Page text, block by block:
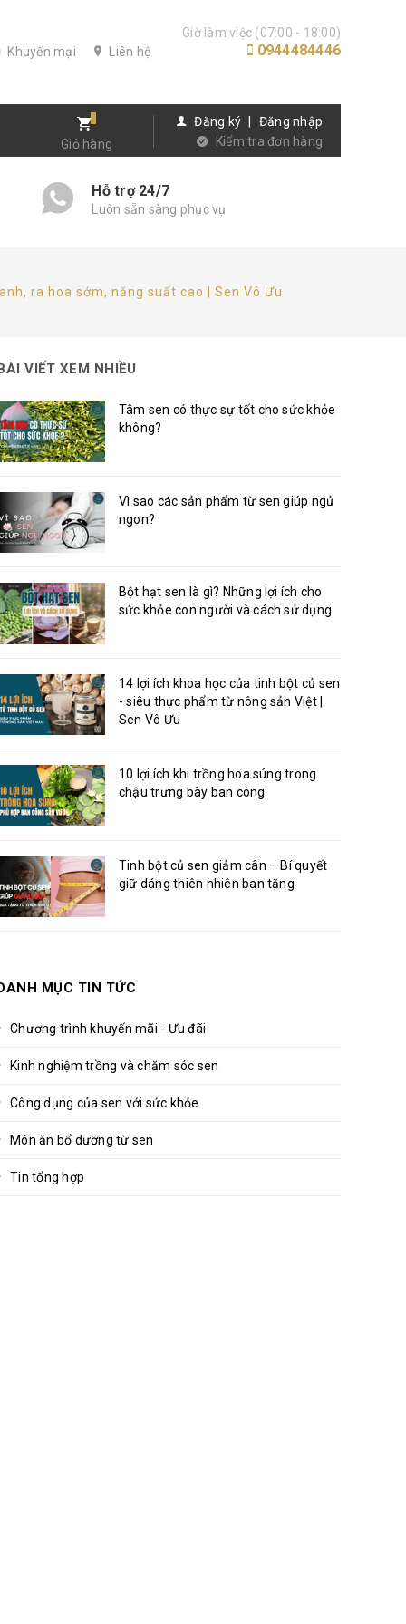
Khuyến mại Liên hệ
Giờ làm việc (07:00 - 18:00)
0944484446
Giỏ hàng
Đăng ký
Đăng nhập
Kiểm tra đơn hàng
Hỗ trợ 24/7
Luôn sẵn sàng phục vụ
ra hoa sớm, năng suất cao | Sen Vô Ưu
VIẾT XEM NHIỀU
Tâm sen có thực sự tốt cho sức khỏe
không?
Vì sao các sản phẩm từ sen giúp ngủ
ngon?
Bột hạt sen là gì? Những lợi ích cho
sức khỏe con người và cách sử dụng
14 lợi ích khoa học của tinh bột củ sen
- siêu thực phẩm từ nông sản Việt |
Sen Vô Ưu
10 lợi ích khi trồng hoa súng trong
chậu trưng bày ban công
Tinh bột củ sen giảm cân – Bí quyết
giữ dáng thiên nhiên ban tặng
MỤC TIN TỨC
Chương trình khuyến mãi - Ưu đãi
Kinh nghiệm trồng và chăm sóc sen
Công dụng của sen với sức khỏe
Món ăn bổ dưỡng từ sen
Tin tổng hợp